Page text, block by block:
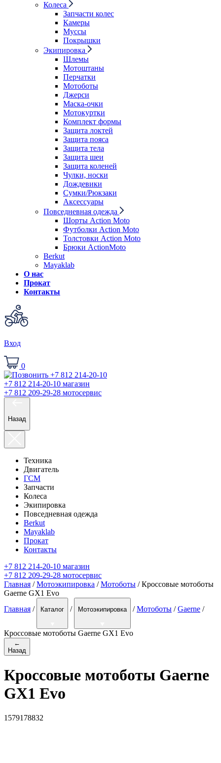
Колеса
Запчасти колес
Камеры
Муссы
Покрышки
Экипировка
Шлемы
Мотоштаны
Перчатки
Мотоботы
Джерси
Маска-очки
Мотокуртки
Комплект формы
Защита локтей
Защита пояса
Защита тела
Защита шеи
Защита коленей
Чулки, носки
Дождевики
Сумки/Рюкзаки
Аксессуары
Повседневная одежда
Шорты Action Moto
Футболки Action Moto
Толстовки Action Moto
Брюки ActionMoto
Berkut
Mayaklab
О нас
Прокат
Контакты
Вход
0
+7 812 214-20-10 магазин
+7 812 209-29-28 мотосервис
Назад
Техника
Двигатель
ГСМ
Запчасти
Колеса
Экипировка
Повседневная одежда
Berkut
Mayaklab
Прокат
Контакты
+7 812 214-20-10 магазин
+7 812 209-29-28 мотосервис
Главная /Мотоэкипировка /Мотоботы / Кроссовые мотоботы
Gaerne GX1 Evo
Главная / Каталог / Мотоэкипировка / Мотоботы / Gaerne /
Кроссовые мотоботы Gaerne GX1 Evo
←
Назад
Кроссовые мотоботы Gaerne
GX1 Evo
1579178832